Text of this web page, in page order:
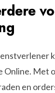
Online. Met
en